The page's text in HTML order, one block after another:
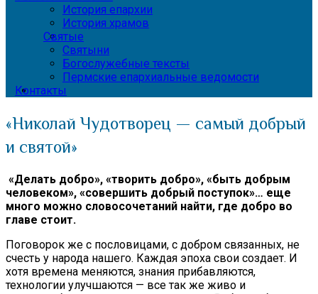
История епархии
История храмов
Святые
Святыни
Богослужебные тексты
Пермские епархиальные ведомости
Контакты
«Николай Чудотворец — самый добрый
и святой»
«Делать добро», «творить добро», «быть добрым
человеком», «совершить добрый поступок»… еще
много можно словосочетаний найти, где добро во
главе стоит.
Поговорок же с пословицами, с добром связан­ных, не
счесть у народа нашего. Каждая эпоха свои создает. И
хотя времена меняются, знания прибав­ляются,
технологии улучшаются — все так же живо и